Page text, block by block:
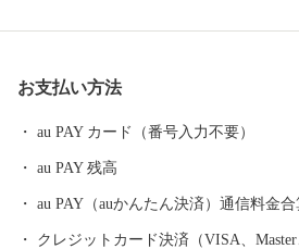
す。また大阪・名古屋・ソウルとの定期
お支払い方法
au PAY カード（番号入力不要）
au PAY 残高
au PAY（auかんたん決済）通信料金合
クレジットカード決済（VISA、Master